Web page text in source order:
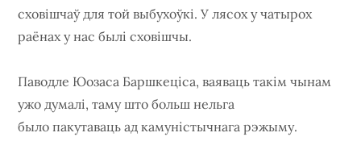
сховішчаў для той выбухоўкі. У лясох у чатырох
раёнах у нас былі сховішчы.
Паводле Юозаса Баршкеціса, ваяваць такім чынам
ужо думалі, таму што больш нельга
было пакутаваць ад камуністычнага рэжыму.